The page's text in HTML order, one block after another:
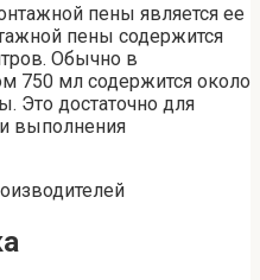
пены является ее
пены содержится
Обычно в
750 мл содержится около
Это достаточно для
выполнения